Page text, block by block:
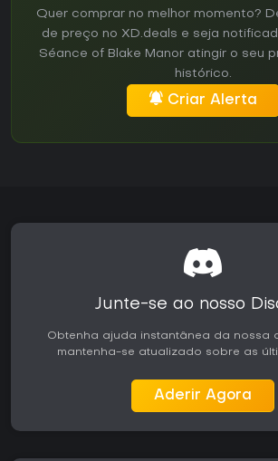
Quer comprar no melhor momento?
de preço no XD.deals e seja
Séance of Blake Manor atingir o seu
histórico.
Criar Alerta
Junte-se ao nosso
Obtenha ajuda instantânea da nossa
mantenha-se atualizado sobre as
Aderir Agora